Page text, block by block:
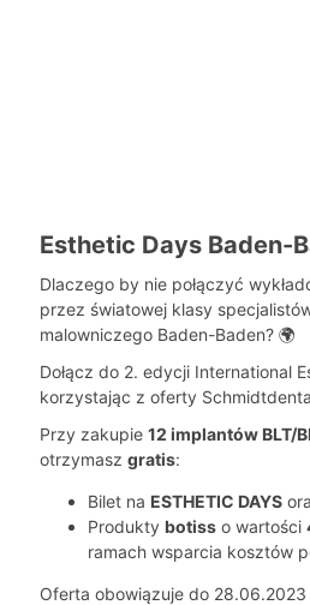
Esthetic Days Baden-
Dlaczego by nie połączyć
przez światowej klasy
malowniczego Baden-Baden? 🌍
Dołącz do 2. edycji International
korzystając z oferty
Przy zakupie 12 implantów BLT/
otrzymasz gratis:
Bilet na ESTHETIC DAYS
Produkty botiss o wartości
ramach wsparcia kosztów
Oferta obowiązuje do